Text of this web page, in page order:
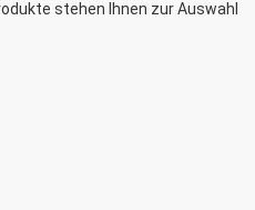
stehen Ihnen zur Auswahl